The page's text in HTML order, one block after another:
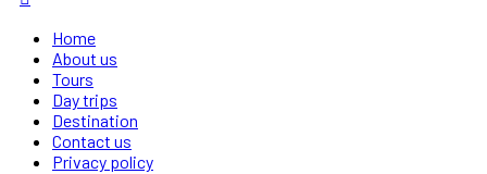
Home
About us
Tours
Day trips
Destination
Contact us
Privacy policy